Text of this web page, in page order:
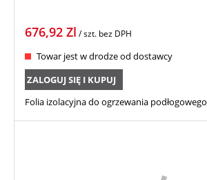
676,92 Zl / szt. bez DPH
Towar jest w drodze od dostawcy
ZALOGUJ SIĘ I KUPUJ
Folia izolacyjna do ogrzewania podłogowego